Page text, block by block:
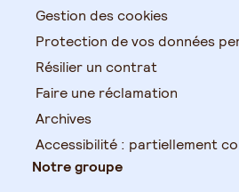
Gestion des cookies
Protection de vos données
Résilier un contrat
Faire une réclamation
Archives
Accessibilité : partiellement
Notre groupe